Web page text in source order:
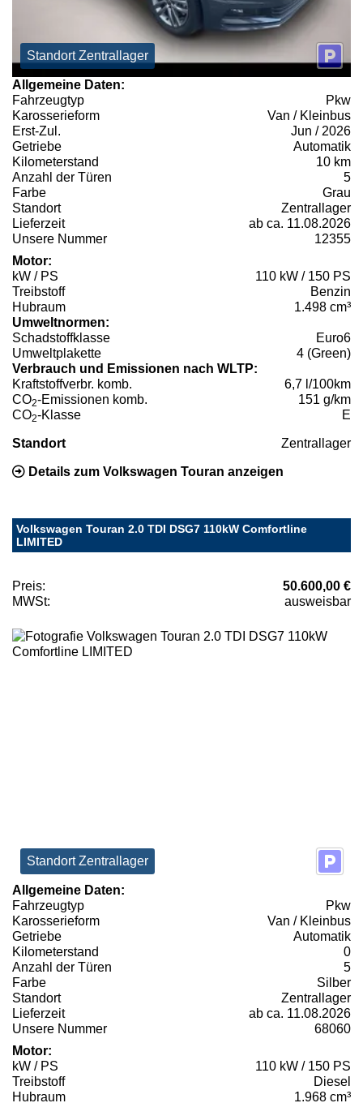
Standort Zentrallager
Allgemeine Daten:
Fahrzeugtyp
Pkw
Karosserieform
Van / Kleinbus
Erst-Zul.
Jun / 2026
Getriebe
Automatik
Kilometerstand
10 km
Anzahl der Türen
5
Farbe
Grau
Standort
Zentrallager
Lieferzeit
ab ca. 11.08.2026
Unsere Nummer
12355
Motor:
kW / PS
110 kW / 150 PS
Treibstoff
Benzin
Hubraum
1.498 cm³
Umweltnormen:
Schadstoffklasse
Euro6
Umweltplakette
4 (Green)
Verbrauch und Emissionen nach WLTP:
Kraftstoffverbr. komb.
6,7 l/100km
CO2-Emissionen komb.
151 g/km
CO2-Klasse E
Standort Zentrallager
Details zum Volkswagen Touran anzeigen
Volkswagen Touran 2.0 TDI DSG7 110kW Comfortline
LIMITED
Preis:
50.600,00 €
MWSt:
ausweisbar
Standort Zentrallager
Allgemeine Daten:
Fahrzeugtyp
Pkw
Karosserieform
Van / Kleinbus
Getriebe
Automatik
Kilometerstand
0
Anzahl der Türen
5
Farbe
Silber
Standort
Zentrallager
Lieferzeit
ab ca. 11.08.2026
Unsere Nummer
68060
Motor:
kW / PS
110 kW / 150 PS
Treibstoff
Diesel
Hubraum
1.968 cm³